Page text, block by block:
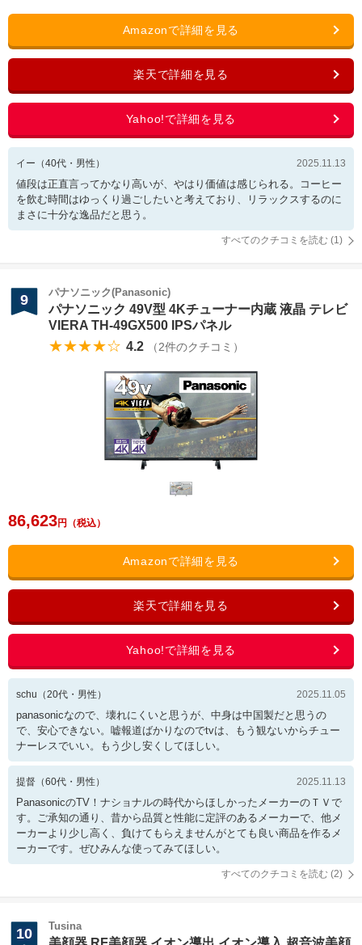
イー （40代・ 男性 ） 2025.11.13
値段は正直言ってかなり高いが、やはり価値は感じられる。コーヒー
を飲む時間はゆっくり過ごしたいと考えており、リラックスするのに
まさに十分な逸品だと思う。
すべてのクチコミを読む (1)
9 パナソニック(Panasonic)
パナソニック 49V型 4Kチューナー内蔵 液晶 テレビ
VIERA TH-49GX500 IPSパネル
★★★★☆ 4.2 （2件のクチコミ）
86,623
schu （20代・ 男性 ） 2025.11.05
panasonicなので、壊れにくいと思うが、中身は中国製だと思うの
で、安心できない。嘘報道ばかりなのでtvは、もう観ないからチュー
ナーレスでいい。もう少し安くしてほしい。
提督 （60代・ 男性 ） 2025.11.13
PanasonicのTV！ナショナルの時代からほしかったメーカーのＴＶで
す。ご承知の通り、昔から品質と性能に定評のあるメーカーで、他メ
ーカーより少し高く、負けてもらえませんがとても良い商品を作るメ
ーカーです。ぜひみんな使ってみてほしい。
すべてのクチコミを読む (2)
10 Tusina